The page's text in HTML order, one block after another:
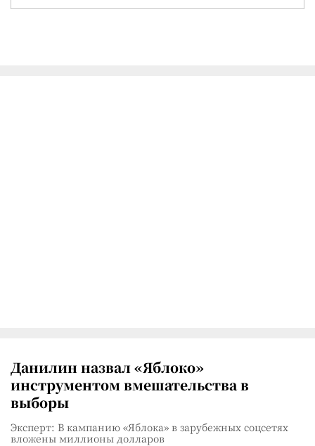
Данилин назвал «Яблоко»
инструментом вмешательства в
выборы
Эксперт: В кампанию «Яблока» в зарубежных соцсетях
вложены миллионы долларов